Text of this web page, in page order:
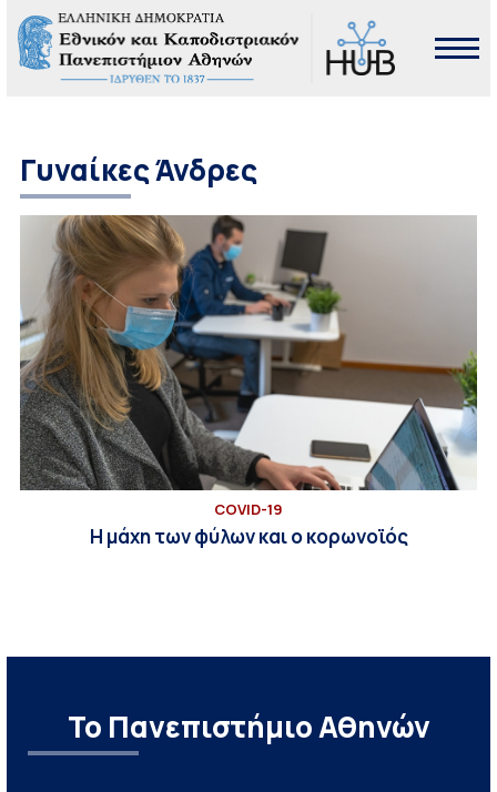
Γυναίκες Άνδρες
COVID-19
Η μάχη των φύλων και ο κορωνοϊός
Το Πανεπιστήμιο Αθηνών